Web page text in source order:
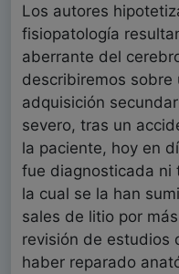
Los autores
fisiopatología
aberrante del
describiremos sobre
adquisición
severo, tras un
la paciente, hoy en
fue diagnosticada ni
la cual se la han
sales de litio por
revisión de estudios
haber reparado